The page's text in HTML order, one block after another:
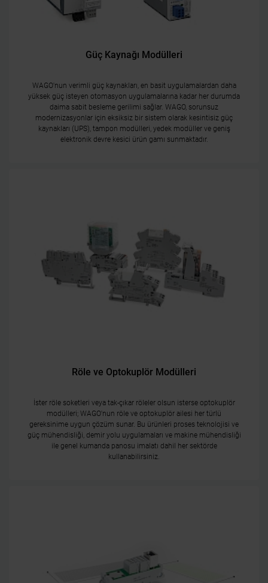
Güç Kaynağı Modülleri
WAGO'nun verimli güç kaynakları, en basit uygulamalardan daha
yüksek güç isteyen otomasyon uygulamalarına kadar her durumda
daima sabit besleme gerilimi sağlar. WAGO, sorunsuz
modernizasyonlar için eksiksiz bir sistem olarak kesintisiz güç
kaynakları (UPS), tampon modülleri, yedek modüller ve geniş
elektronik devre kesici ürün gamı sunmaktadır.
Röle ve Optokuplör Modülleri
İster röle soketleri veya tak-çıkar röleler olsun isterse optokuplör
modülleri; WAGO'nun röle ve optokuplör ailesi her türlü
gereksinime uygun çözüm sunar. Bu ürünleri proses teknolojisi ve
güç mühendisliği, demir yolu uygulamaları ve makine mühendisliği
ile genel kumanda panosu imalatı dahil her sektörde
kullanabilirsiniz.